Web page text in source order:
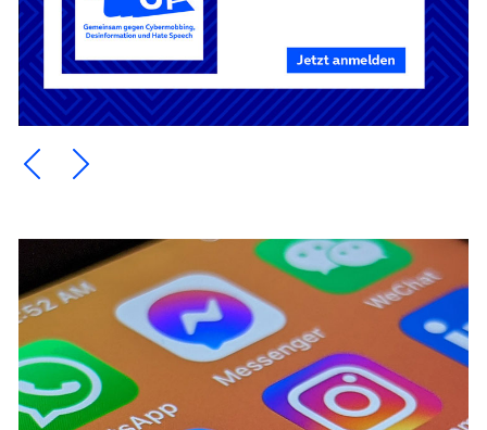
Ein Element zurück blättern
Ein Element weiter blättern